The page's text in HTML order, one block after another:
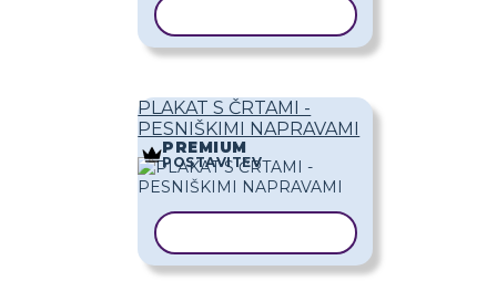
PLAKAT S ČRTAMI -
PESNIŠKIMI NAPRAVAMI
PREMIUM
POSTAVITEV